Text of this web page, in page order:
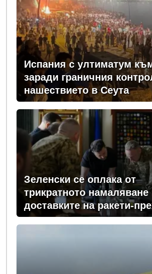
Испания с ултиматум
заради граничния
нашествието в Сеута
Зеленски се оплака от
трикратното намаляване
доставките на ракети-
от Запада за Киев